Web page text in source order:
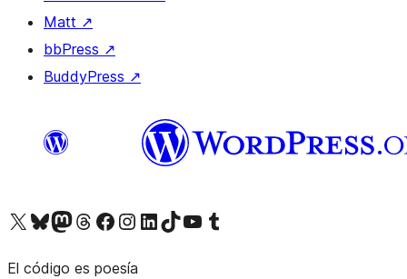
Matt ↗
bbPress ↗
BuddyPress ↗
Visita nuestra cuenta de X (anteriormente Twitter)
Visita nuestra cuenta de Bluesky
Visita nuestra cuenta de Mastodon
Visita nuestra cuenta de Threads
Visita nuestra página de Facebook
Visita nuestra cuenta de Instagram
Visita nuestra cuenta de LinkedIn
Visita nuestra cuenta de TikTok
Visita nuestro canal de YouTube
Visita nuestra cuenta de Tumblr
El código es poesía